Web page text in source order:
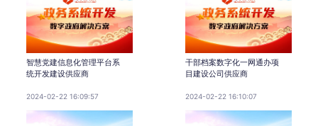
智慧党建信息化管理平台系
统开发建设供应商
2024-02-22 16:09:57
干部档案数字化一网通办项
目建设公司供应商
2024-02-22 16:10:07